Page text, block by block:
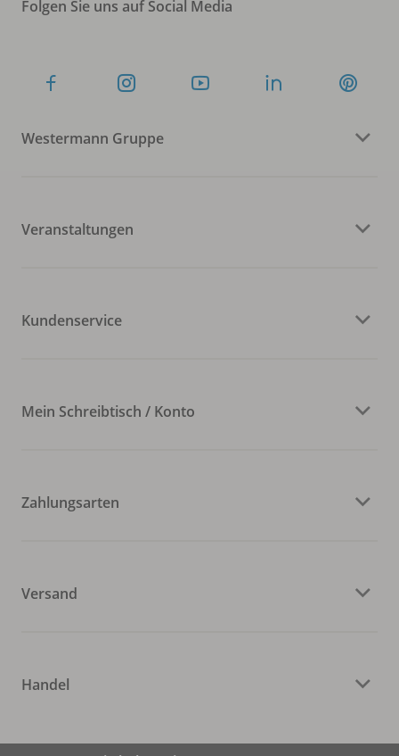
Folgen Sie uns auf Social Media
Westermann Gruppe
Veranstaltungen
Kundenservice
Mein Schreibtisch / Konto
Zahlungsarten
Versand
Handel